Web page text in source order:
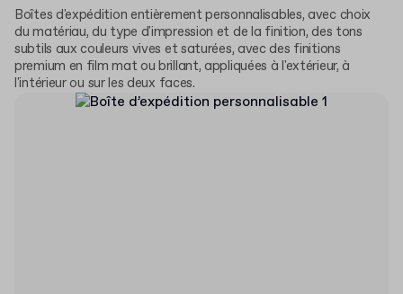
Boîtes d'expédition entièrement personnalisables, avec choix
du matériau, du type d'impression et de la finition, des tons
subtils aux couleurs vives et saturées, avec des finitions
premium en film mat ou brillant, appliquées à l'extérieur, à
l'intérieur ou sur les deux faces.